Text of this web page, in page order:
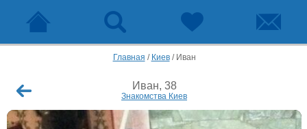
Главная / Киев/ Иван
Иван, 38
Знакомства Киев